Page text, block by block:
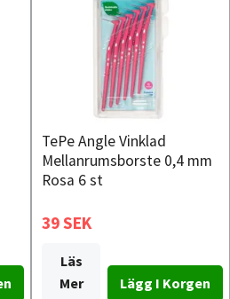
TePe Angle Vinklad
Mellanrumsborste 0,4 mm
Rosa 6 st
39 SEK
Läs
Mer